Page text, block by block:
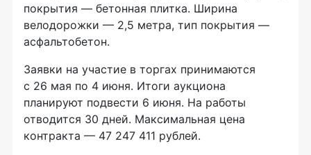
покрытия — бетонная плитка. Ширина
велодорожки — 2,5 метра, тип покрытия —
асфальтобетон.
Заявки на участие в торгах принимаются
с 26 мая по 4 июня. Итоги аукциона
планируют подвести 6 июня. На работы
отводится 30 дней. Максимальная цена
контракта — 47 247 411 рублей.